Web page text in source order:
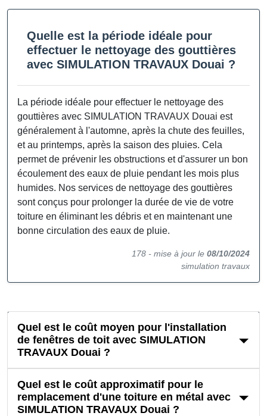
Quelle est la période idéale pour
effectuer le nettoyage des gouttières
avec SIMULATION TRAVAUX Douai ?
La période idéale pour effectuer le nettoyage des
gouttières avec SIMULATION TRAVAUX Douai est
généralement à l'automne, après la chute des feuilles,
et au printemps, après la saison des pluies. Cela
permet de prévenir les obstructions et d'assurer un bon
écoulement des eaux de pluie pendant les mois plus
humides. Nos services de nettoyage des gouttières
sont conçus pour prolonger la durée de vie de votre
toiture en éliminant les débris et en maintenant une
bonne circulation des eaux de pluie.
178 - mise à jour le 08/10/2024
simulation travaux
Quel est le coût moyen pour l'installation
de fenêtres de toit avec SIMULATION
TRAVAUX Douai ?
Quel est le coût approximatif pour le
remplacement d'une toiture en métal avec
SIMULATION TRAVAUX Douai ?